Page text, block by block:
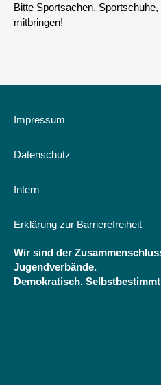
Bitte Sportsachen,
mitbringen!
Impressum
Datenschutz
Intern
Erklärung zur Barrierefreiheit
Wir sind der
Jugendverbände.
Demokratisch.